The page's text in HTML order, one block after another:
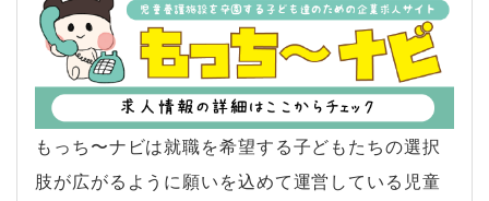
もっち〜ナビは就職を希望する子どもたちの選択
肢が広がるように願いを込めて運営している児童